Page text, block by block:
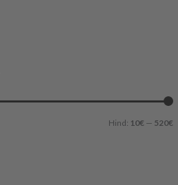
Hind: 10€ — 520€